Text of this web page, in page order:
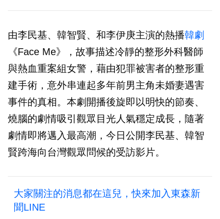
由李民基、韓智賢、和李伊庚主演的熱播韓劇
《Face Me》，故事描述冷靜的整形外科醫師
與熱血重案組女警，藉由犯罪被害者的整形重
建手術，意外串連起多年前男主角未婚妻遇害
事件的真相。本劇開播後旋即以明快的節奏、
燒腦的劇情吸引觀眾目光人氣穩定成長，隨著
劇情即將邁入最高潮，今日公開李民基、韓智
賢跨海向台灣觀眾問候的受訪影片。
大家關注的消息都在這兒，快來加入東森新
聞LINE